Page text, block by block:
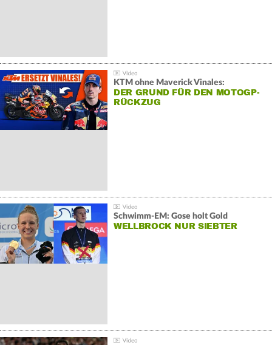
KTM ohne Maverick Vinales:
DER GRUND FÜR DEN MOTOGP-
RÜCKZUG
Schwimm-EM: Gose holt Gold
WELLBROCK NUR SIEBTER